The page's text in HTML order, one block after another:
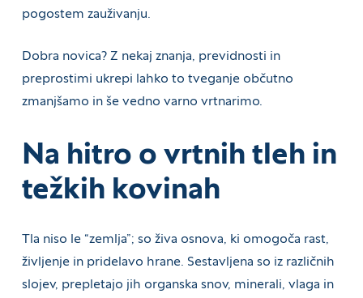
pogostem zauživanju.
Dobra novica? Z nekaj znanja, previdnosti in
preprostimi ukrepi lahko to tveganje občutno
zmanjšamo in še vedno varno vrtnarimo.
Na hitro o vrtnih tleh in
težkih kovinah
Tla niso le “zemlja”; so živa osnova, ki omogoča rast,
življenje in pridelavo hrane. Sestavljena so iz različnih
slojev, prepletajo jih organska snov, minerali, vlaga in